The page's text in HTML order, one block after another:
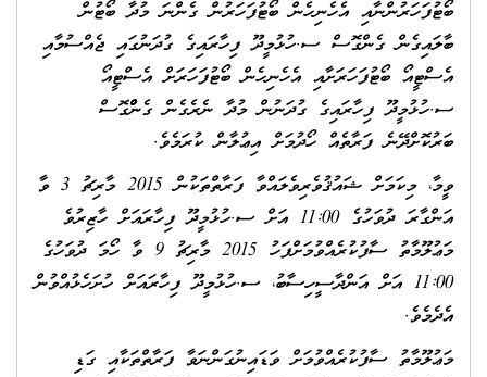
ބޯޓުފަހަރުންނާއި އެހެނިހެން ބޯޓުފަހަރުން ގެންނަ މުދާ ބޯޓުން
ބާލައިގެން ގެންގޮސް ސ.ހުޅުމީދޫ ފިހާރައިގެ ގުދަނުގައި ޖެއްސުމާއި
އެސްޓީއޯ ބޯޓުފަހަރަށާއި އެހެނިހެން ބޯޓުފަހަރަށް އެސްޓީއޯ
ސ.ހުޅުމީދޫ ފިހާރައިގެ ގުދަނުން މުދާ ނެރެގެން ގެންްްގޮސް
ބަރުކޮށްދޭނެ ފަރާތެއް ހޯދުމަށް އިޢުލާން ކުރަމެވެ.
ވީމާ، މިކަމަށް ޝައުޤުވެރިވެލައްވާ ފަރާތްތަކުން 2015 މާރިޗު 3 ވާ
އަންގާރަ ދުވަހުގެ 11:00 އަށް ސ.ހުޅުމީދޫ ފިހާރައަށް ހާޒިރުވެ
މަޢުލޫމާތު ސާފުކުރެއްވުމަށްފަހު 2015 މާރިޗު 9 ވާ ހޯމަ ދުވަހުގެ
11:00 އަށް އަންދާސީހިސާބު، ސ.ހުޅުމީދޫ ފިހާރައަށް ހުށަހެޅުއްވުން
އެދެމެވެ.
މަޢުލޫމާތު ސާފުކުރެއްވުމަށް ވަޑައިނުގަންނަވާ ފަރާތްތަކާއި ގަޑި